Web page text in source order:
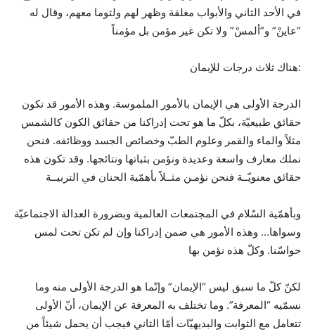
في الأحد الثاني والأبواب مغلقة وظهر لهم ولتوما معهم، وقال له
“عاينْ” و”ألمسْ” ولا تكن غير مؤمن بل مؤمناً
:هناك ثلاث درجات للإيمان
الدرجة الأولى هي الإيمان بالأمور الملموسة. وهذه الأمور قد تكون
حقائق طبيعيّة، بكلّ ما هو تحت إدراكنا من حقائق الكون كالشمس
مثلاً والماء والقمر وعلوم الطبّ وخصائص الجسد ووظائفه. فنحن
نملك معارف واسعة وعديدة ونؤمن بثباتها ونتائجها. وقد تكون هذه
حقائق معنويّــة فنحن نؤمـن مثــلاً بأهمّية الحنان في التربيــة
وبأهمّية السّلام في المجتمعات العالمية وبضرورة العدالة الاجتماعيّة
وسواها… وهذه الأمور هي ضمن إدراكنا وإن لم تكن تحت لمس
حواسّنا. وكلّ هذه نؤمن بها
لكنّ كلّ ما سبق ليس “الإيمان” وإنّما هو الدرجة الأولى منه وما
نسمّيه “المعرفة”. وما تختلف به المعرفة عن الإيمان، أنّ الأولى
تتعامل مع الثوابت والبديهيّات أمّا الثاني فيجب أن يحمل شيئاً من